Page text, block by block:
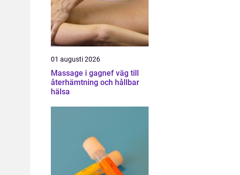
01 augusti 2026
Massage i gagnef väg till
återhämtning och hållbar
hälsa